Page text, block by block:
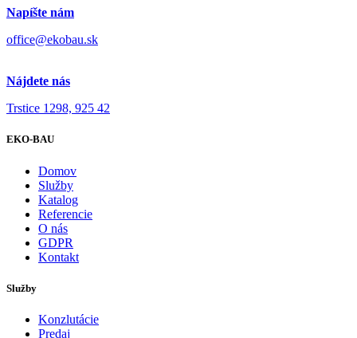
Napíšte nám
office@ekobau.sk
Nájdete nás
Trstice 1298, 925 42
EKO-BAU
Domov
Služby
Katalog
Referencie
O nás
GDPR
Kontakt
Služby
Konzlutácie
Predaj